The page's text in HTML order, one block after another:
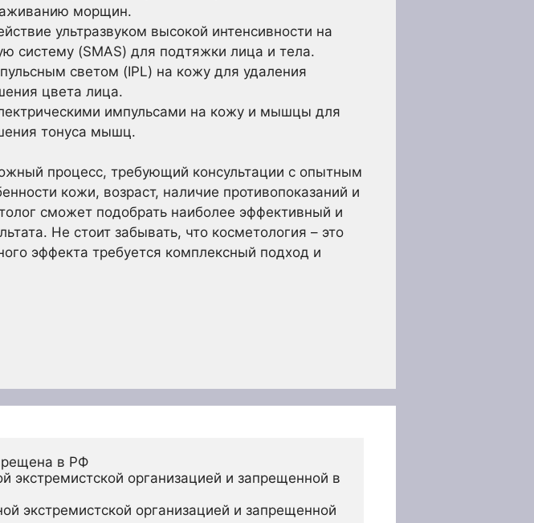
морщин.
ультразвуком высокой интенсивности на
систему (SMAS) для подтяжки лица и тела.
светом (IPL) на кожу для удаления
цвета лица.
импульсами на кожу и мышцы для
тонуса мышц.
процесс, требующий консультации с опытным
кожи, возраст, наличие противопоказаний и
сможет подобрать наиболее эффективный и
Не стоит забывать, что косметология – это
эффекта требуется комплексный подход и
в РФ
организацией и запрещенной в
экстремистской организацией и запрещенной